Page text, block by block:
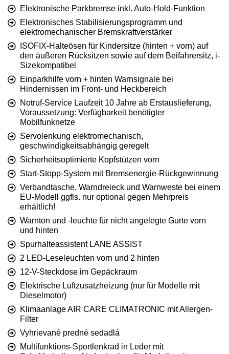
Elektronische Parkbremse inkl. Auto-Hold-Funktion
Elektronisches Stabilisierungsprogramm und
elektromechanischer Bremskraftverstärker
ISOFIX-Halteösen für Kindersitze (hinten + vorn) auf
den äußeren Rücksitzen sowie auf dem Beifahrersitz, i-
Sizekompatibel
Einparkhilfe vorn + hinten Warnsignale bei
Hindernissen im Front- und Heckbereich
Notruf-Service Laufzeit 10 Jahre ab Erstauslieferung,
Voraussetzung: Verfügbarkeit benötigter
Mobilfunknetze
Servolenkung elektromechanisch,
geschwindigkeitsabhängig geregelt
Sicherheitsoptimierte Kopfstützen vorn
Start-Stopp-System mit Bremsenergie-Rückgewinnung
Verbandtasche, Warndreieck und Warnweste bei einem
EU-Modell ggfls. nur optional gegen Mehrpreis
erhältlich!
Warnton und -leuchte für nicht angelegte Gurte vorn
und hinten
Spurhalteassistent LANE ASSIST
2 LED-Leseleuchten vorn und 2 hinten
12-V-Steckdose im Gepäckraum
Elektrische Luftzusatzheizung (nur für Modelle mit
Dieselmotor)
Klimaanlage AIR CARE CLIMATRONIC mit Allergen-
Filter
Vyhrievané predné sedadlá
Multifunktions-Sportlenkrad in Leder mit